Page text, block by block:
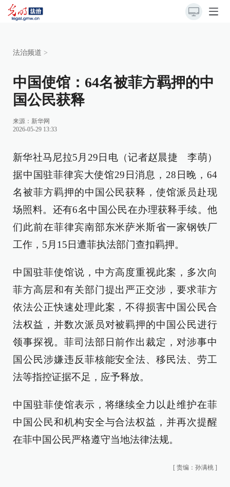
法治频道 >
中国使馆：64名被菲方羁押的中
国公民获释
来源： 新华网
2026-05-29 13:33
新华社马尼拉5月29日电（记者赵晨捷 李萌）
据中国驻菲律宾大使馆29日消息，28日晚，64
名被菲方羁押的中国公民获释，使馆派员赴现
场照料。还有6名中国公民在办理获释手续。他
们此前在菲律宾南部东米萨米斯省一家钢铁厂
工作，5月15日遭菲执法部门查扣羁押。
中国驻菲使馆说，中方高度重视此案，多次向
菲方高层和有关部门提出严正交涉，要求菲方
依法公正快速处理此案，不得损害中国公民合
法权益，并数次派员对被羁押的中国公民进行
领事探视。菲司法部日前作出裁定，对涉事中
国公民涉嫌违反菲核能安全法、移民法、劳工
法等指控证据不足，应予释放。
中国驻菲使馆表示，将继续全力以赴维护在菲
中国公民和机构安全与合法权益，并再次提醒
在菲中国公民严格遵守当地法律法规。
[ 责编：孙满桃 ]